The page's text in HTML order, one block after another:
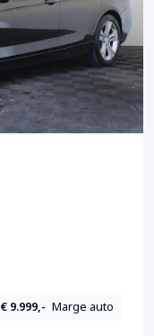
€ 9.999,- Marge auto